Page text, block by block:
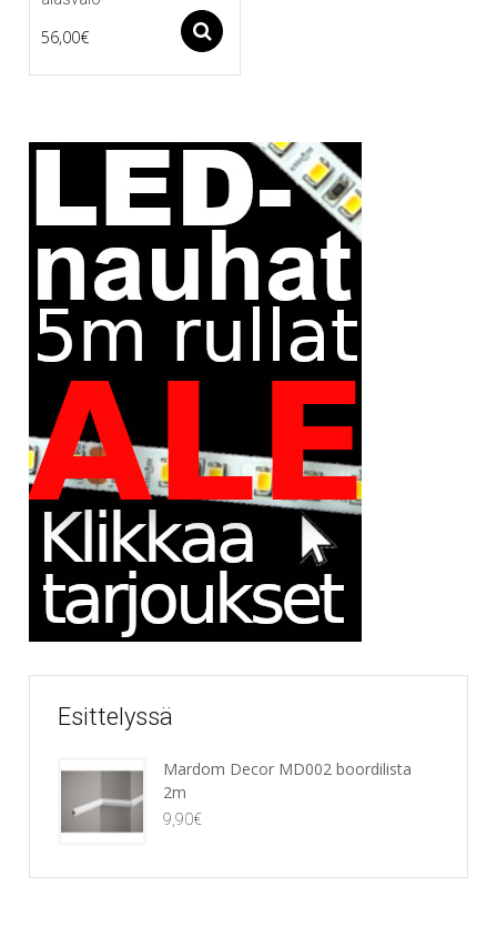
56,00€
tuotteella
muunnelma.
valinnat
tuotteen
sivulla.
Esittelyssä
Mardom Decor MD002 boordilista
2m
9,90€